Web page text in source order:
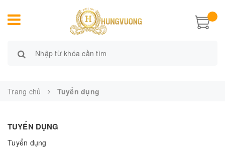
Trang chủ Tuyển dụng
TUYỂN DỤNG
Tuyển dụng